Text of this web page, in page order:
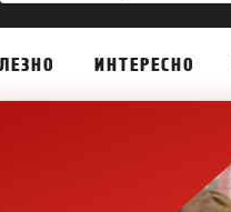
ИНТЕРЕСНО